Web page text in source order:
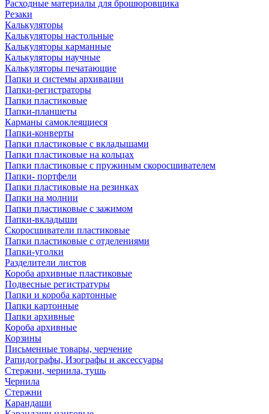
Расходные материалы для брошюровщика
Резаки
Калькуляторы
Калькуляторы настольные
Калькуляторы карманные
Калькуляторы научные
Калькуляторы печатающие
Папки и системы архивации
Папки-регистраторы
Папки пластиковые
Папки-планшеты
Карманы самоклеящиеся
Папки-конверты
Папки пластиковые с вкладышами
Папки пластиковые на кольцах
Папки пластиковые с пружиным скоросшивателем
Папки- портфели
Папки пластиковые на резинках
Папки на молнии
Папки пластиковые с зажимом
Папки-вкладыши
Скоросшиватели пластиковые
Папки пластиковые с отделениями
Папки-уголки
Разделители листов
Короба архивные пластиковые
Подвесные регистратуры
Папки и короба картонные
Папки картонные
Папки архивные
Короба архивные
Корзины
Письменные товары, черчение
Рапидографы, Изографы и аксессуары
Стержни, чернила, тушь
Чернила
Стержни
Карандаши